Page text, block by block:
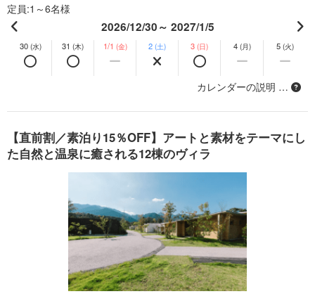
定員 1～6名様
2026/12/30～ 2027/1/5
30 (水) 31 (木) 1/1 (金) 2 (土) 3 (日) 4 (月) 5 (火)
カレンダーの説明 …
【直前割／素泊り15％OFF】アートと素材をテーマにし
た自然と温泉に癒される12棟のヴィラ